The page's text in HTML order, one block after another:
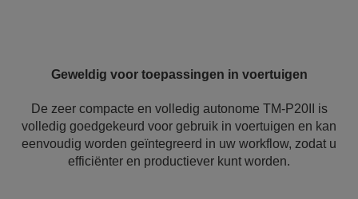
Geweldig voor toepassingen in voertuigen
De zeer compacte en volledig autonome TM-P20II is
volledig goedgekeurd voor gebruik in voertuigen en kan
eenvoudig worden geïntegreerd in uw workflow, zodat u
efficiënter en productiever kunt worden.